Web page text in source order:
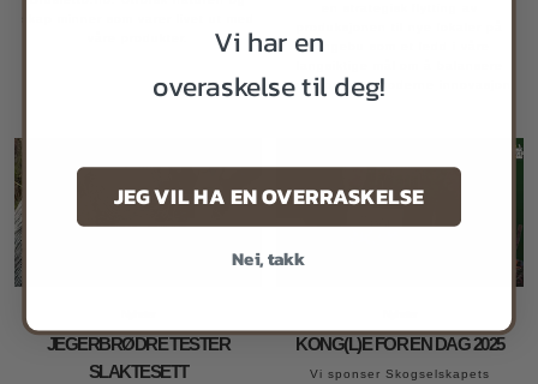
tradisjon med moderne innovasjon.
JEGERBRØDRE TESTER
SLAKTESETT
KONG(L)E FOR EN DAG 2025
Vi sponser Skogselskapets
Vi har en
overaskelse til deg!
JEG VIL HA EN OVERRASKELSE
Nei, takk